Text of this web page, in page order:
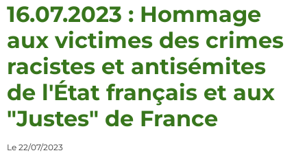
16.07.2023 : Hommage
aux victimes des crimes
racistes et antisémites
de l'État français et aux
"Justes" de France
Le 22/07/2023